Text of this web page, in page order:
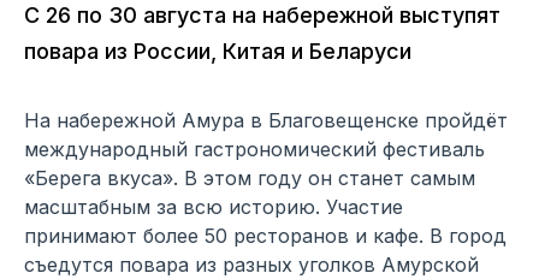
С 26 по 30 августа на набережной выступят
повара из России, Китая и Беларуси
На набережной Амура в Благовещенске пройдёт
международный гастрономический фестиваль
«Берега вкуса». В этом году он станет самым
масштабным за всю историю. Участие
принимают более 50 ресторанов и кафе. В город
съедутся повара из разных уголков Амурской